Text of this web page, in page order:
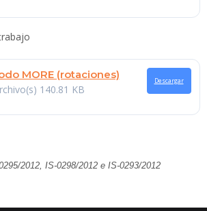
MORE (rotaciones)
140.81 KB
Descargar
2012, IS-0298/2012 e IS-0293/2012